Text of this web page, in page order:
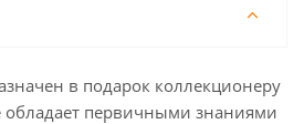
в подарок коллекционеру
первичными знаниями